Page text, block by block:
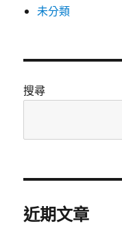
未分類
搜尋
近期文章